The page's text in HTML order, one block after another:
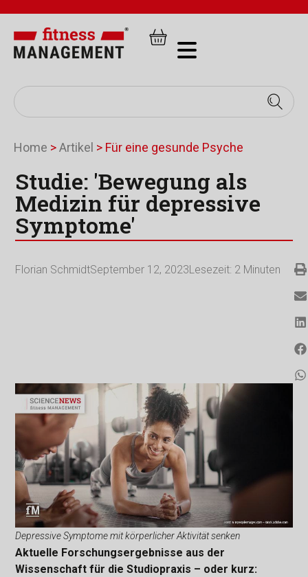
Home >Artikel > Für eine gesunde Psyche
Studie: 'Bewegung als
Medizin für depressive
Symptome'
Florian SchmidtSeptember 12, 2023Lesezeit: 2 Minuten
Depressive Symptome mit körperlicher Aktivität senken
Aktuelle Forschungsergebnisse aus der
Wissenschaft für die Studiopraxis – oder kurz: